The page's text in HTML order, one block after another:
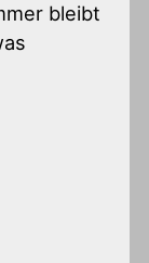
bleibt